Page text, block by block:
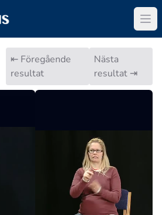
⇤ Föregående
resultat
Nästa
resultat ⇥